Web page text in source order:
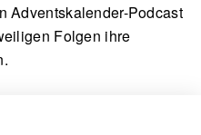
Adventskalender-Podcast
Folgen ihre